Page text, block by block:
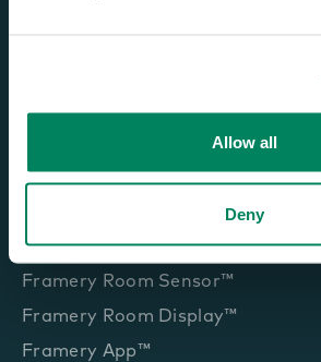
Allow all
Deny
Framery Connect™
Framery Room Sensor™
Framery Room Display™
Framery App™